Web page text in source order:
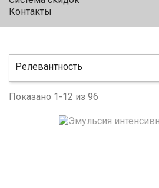
Контакты
Релевантность
Показано 1-12 из 96